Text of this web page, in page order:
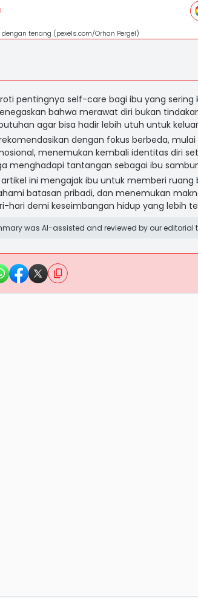
tenang (pexels.com/Orhan Pergel)
pentingnya self-care bagi ibu yang sering
bahwa merawat diri bukan
agar bisa hadir lebih utuh untuk
dengan fokus berbeda, mulai
menemukan kembali identitas diri
menghadapi tantangan sebagai ibu
ini mengajak ibu untuk memberi ruang
batasan pribadi, dan menemukan
hari demi keseimbangan hidup yang lebih
was AI-assisted and reviewed by our editorial